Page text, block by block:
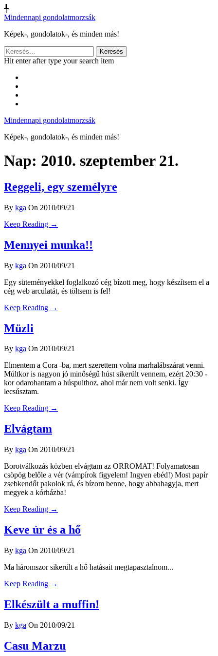
╄
Mindennapi gondolatmorzsák
Képek-, gondolatok-, és minden más!
Keresés:
Hit enter after type your search item
Mindennapi gondolatmorzsák
Képek-, gondolatok-, és minden más!
Nap: 2010. szeptember 21.
Reggeli, egy személyre
By kga On 2010/09/21
Keep Reading →
Mennyei munka!!
By kga On 2010/09/21
Egy süteményekkel foglalkozó cég bízott meg, hogy készítsem el a
cég web arculatát, és töltsem is fel!
Keep Reading →
Müzli
By kga On 2010/09/21
Elmentem a Cora -ba, mert szerettem volna marhalábszárat venni.
Múltkor is nagyon jó minőségű húst sikerült vennem, ezért 20:30 -
kor odarohantam a húspulthoz, ahol már nem volt senki. Így
lecsúsztam.
Keep Reading →
Elvágtam
By kga On 2010/09/21
Borotválkozás közben elvágtam az ORROMAT! Folyamatosan
csöpög belőle a vér (vámpírok figyelem! Ingyen ebéd!) Most papír
zsebkendőt pakolok rá, és bízom benne, hogy abbahagyja, mert
megyek a kórházba!
Keep Reading →
Keve úr és a hő
By kga On 2010/09/21
Ma háromszor sikerült a hő hatásait megtapasztalnom...
Keep Reading →
Elkészült a muffin!
By kga On 2010/09/21
Casu Marzu